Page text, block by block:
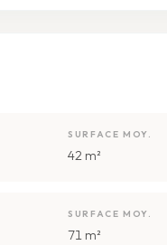
SURFACE MOY.
42 m²
SURFACE MOY.
71 m²